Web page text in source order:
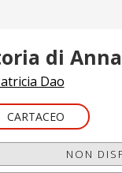
di Anna
Dao
CARTACEO
NON